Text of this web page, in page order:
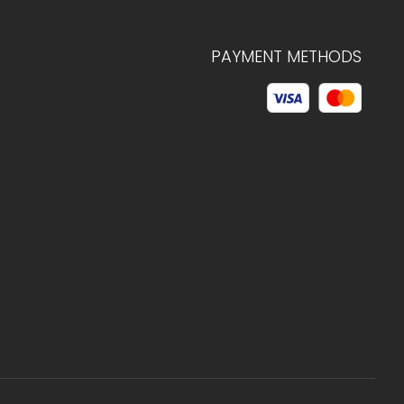
PAYMENT METHODS